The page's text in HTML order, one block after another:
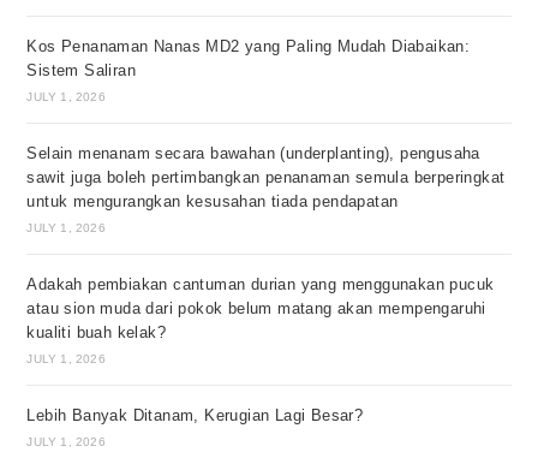
Kos Penanaman Nanas MD2 yang Paling Mudah Diabaikan:
Sistem Saliran
JULY 1, 2026
Selain menanam secara bawahan (underplanting), pengusaha
sawit juga boleh pertimbangkan penanaman semula berperingkat
untuk mengurangkan kesusahan tiada pendapatan
JULY 1, 2026
Adakah pembiakan cantuman durian yang menggunakan pucuk
atau sion muda dari pokok belum matang akan mempengaruhi
kualiti buah kelak?
JULY 1, 2026
Lebih Banyak Ditanam, Kerugian Lagi Besar?
JULY 1, 2026